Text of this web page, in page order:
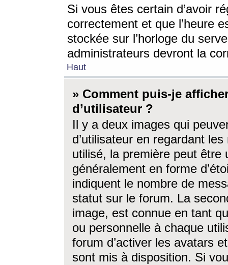
Si vous êtes certain d’avoir
correctement et que l’heure
stockée sur l’horloge du
administrateurs devront la
Haut
» Comment puis-je
d’utilisateur ?
Il y a deux images qui
d’utilisateur en regardant
utilisé, la première peut être
généralement en forme
indiquent le nombre de
statut sur le forum. La
image, est connue en tant
ou personnelle à chaque
forum d’activer les avatars
sont mis à disposition. Si